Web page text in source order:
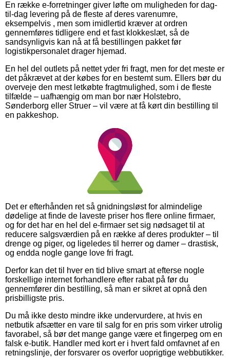
En række e-forretninger giver løfte om muligheden for dag-
til-dag levering på de fleste af deres varenumre,
eksempelvis , men som imidlertid kræver at ordren
gennemføres tidligere end et fast klokkeslæt, så de
sandsynligvis kan nå at få bestillingen pakket før
logistikpersonalet drager hjemad.
En hel del outlets på nettet yder fri fragt, men for det meste er
det påkrævet at der købes for en bestemt sum. Ellers bør du
overveje den mest letkøbte fragtmulighed, som i de fleste
tilfælde – uafhængig om man bor nær Holstebro,
Sønderborg eller Struer – vil være at få kørt din bestilling til
en pakkeshop.
Det er efterhånden ret så gnidningsløst for almindelige
dødelige at finde de laveste priser hos flere online firmaer,
og for det har en hel del e-firmaer set sig nødsaget til at
reducere salgsværdien på en række af deres produkter – til
drenge og piger, og ligeledes til herrer og damer – drastisk,
og endda nogle gange love fri fragt.
Derfor kan det til hver en tid blive smart at efterse nogle
forskellige internet forhandlere efter rabat på før du
gennemfører din bestilling, så man er sikret at opnå den
prisbilligste pris.
Du må ikke desto mindre ikke undervurdere, at hvis en
netbutik afsætter en vare til salg for en pris som virker utrolig
favorabel, så bør det mange gange være et fingerpeg om en
falsk e-butik. Handler med kort er i hvert fald omfavnet af en
retningslinje, der forsvarer os overfor uoprigtige webbutikker.